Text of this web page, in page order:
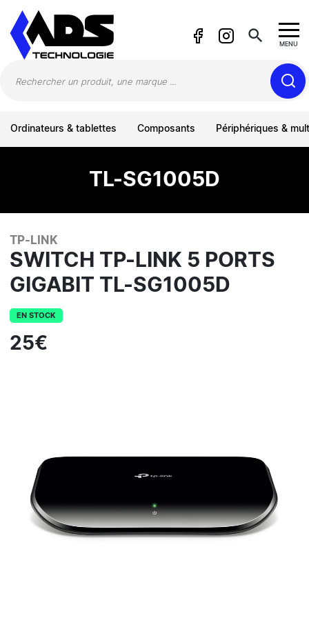
search MENU
Ordinateurs & tablettes Composants Périphériques &
TL-SG1005D
TP-LINK
SWITCH TP-LINK 5 PORTS
GIGABIT TL-SG1005D
EN STOCK
25€